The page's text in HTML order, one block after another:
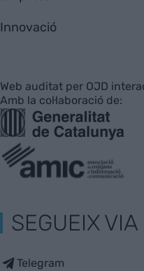
Innovació
Web auditat per OJD
Amb la col·laboració de:
SEGUEIX
Telegram